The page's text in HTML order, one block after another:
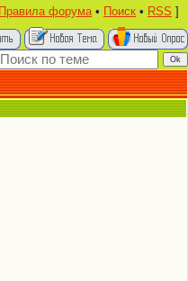
Правила форума• Поиск • RSS ]